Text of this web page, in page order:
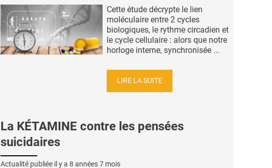
Cette étude décrypte le lien
moléculaire entre 2 cycles
biologiques, le rythme circadien et
le cycle cellulaire : alors que notre
horloge interne, synchronisée ...
LIRE LA SUITE
La KÉTAMINE contre les pensées
suicidaires
Actualité publiée il y a 8 années 7 mois